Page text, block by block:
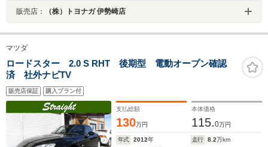
販売店： （株）トヨナガ 伊勢崎店
マツダ
ロードスター 2.0 S RHT 後期型 電動オープン確認
済 社外ナビTV
販売店保証 購入プラン付
支払総額
130万円
本体価格
115.0万円
年式 2012年 走行 8.2万km